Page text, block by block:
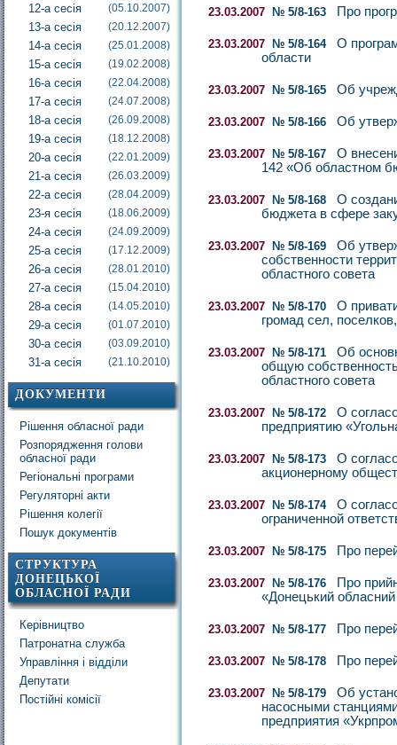
12-а сесія (05.10.2007)
13-а сесія (20.12.2007)
14-а сесія (25.01.2008)
15-а сесія (19.02.2008)
16-а сесія (22.04.2008)
17-а сесія (24.07.2008)
18-а сесія (26.09.2008)
19-а сесія (18.12.2008)
20-а сесія (22.01.2009)
21-а сесія (26.03.2009)
22-а сесія (28.04.2009)
23-я сесія (18.06.2009)
24-а сесія (24.09.2009)
25-а сесія (17.12.2009)
26-а сесія (28.01.2010)
27-а сесія (15.04.2010)
28-а сесія (14.05.2010)
29-а сесія (01.07.2010)
30-а сесія (03.09.2010)
31-а сесія (21.10.2010)
ДОКУМЕНТИ
Рішення обласної ради
Розпорядження голови
обласної ради
Регіональні програми
Регуляторні акти
Рішення колегії
Пошук документів
СТРУКТУРА
ДОНЕЦЬКОЇ
ОБЛАСНОЇ РАДИ
Керівництво
Патронатна служба
Управління і відділи
Депутати
Постійні комісії
23.03.2007 № 5/8-163 Про
23.03.2007 № 5/8-164
О
области
23.03.2007 № 5/8-165 Об
23.03.2007 № 5/8-166 Об
23.03.2007 № 5/8-167
О
142 «Об областном
23.03.2007 № 5/8-168
О
бюджета в сфере
23.03.2007 № 5/8-169
Об
собственности
областного совета
23.03.2007 № 5/8-170
О
громад сел,
23.03.2007 № 5/8-171
Об
общую
областного совета
23.03.2007 № 5/8-172
О
предприятию
23.03.2007 № 5/8-173
О
акционерному
23.03.2007 № 5/8-174
О
ограниченной
23.03.2007 № 5/8-175 Про
23.03.2007 № 5/8-176
Про
«Донецький обласний
23.03.2007 № 5/8-177 Про
23.03.2007 № 5/8-178 Про
23.03.2007 № 5/8-179
Об
насосными станциями
предприятия